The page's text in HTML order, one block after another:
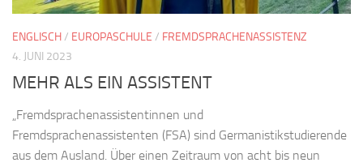
ENGLISCH/ EUROPASCHULE / FREMDSPRACHENASSISTENZ
4. JUNI 2023
MEHR ALS EIN ASSISTENT
„Fremdsprachenassistentinnen und
Fremdsprachenassistenten (FSA) sind Germanistikstudierende
aus dem Ausland. Über einen Zeitraum von acht bis neun